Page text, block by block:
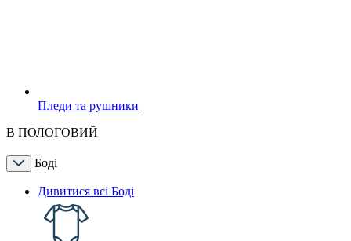
Пледи та рушники
В ПОЛОГОВИЙ
Боді
Дивитися всі Боді